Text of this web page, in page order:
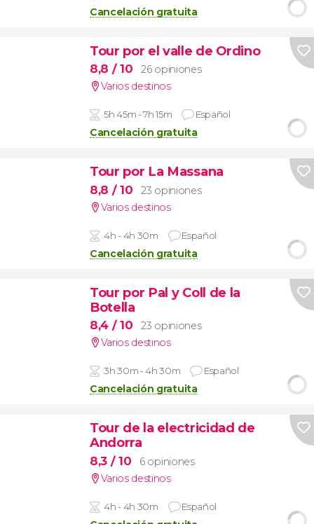
Cancelación gratuita
Tour por el valle de Ordino
8,8 / 10
26 opiniones
Varios destinos
5h 45m - 7h 15m Español
Cancelación gratuita
Tour por La Massana
8,8 / 10
23 opiniones
Varios destinos
4h - 4h 30m Español
Cancelación gratuita
Tour por Pal y Coll de la
Botella
8,4 / 10
23 opiniones
Varios destinos
3h 30m - 4h 30m Español
Cancelación gratuita
Tour de la electricidad de
Andorra
8,3 / 10
6 opiniones
Varios destinos
4h - 4h 30m Español